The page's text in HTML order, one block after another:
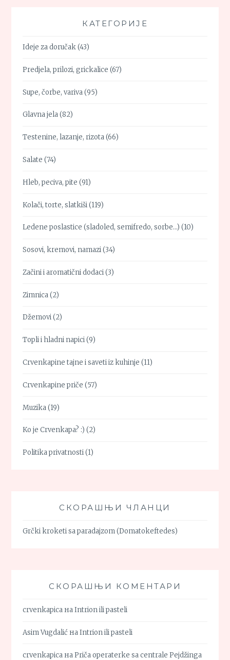
КАТЕГОРИЈЕ
Ideje za doručak(43)
Predjela, prilozi, grickalice (67)
Supe, čorbe, variva(95)
Glavna jela(82)
Testenine, lazanje, rizota(66)
Salate (74)
Hleb, peciva, pite (91)
Kolači, torte, slatkiši(119)
Ledene poslastice (sladoled, semifredo, sorbe…) (10)
Sosovi, kremovi, namazi(34)
Začini i aromatični dodaci(3)
Zimnica(2)
Džemovi(2)
Topli i hladni napici(9)
Crvenkapine tajne i saveti iz kuhinje (11)
Crvenkapine priče (57)
Muzika(19)
Ko je Crvenkapa? :) (2)
Politika privatnosti(1)
СКОРАШЊИ ЧЛАНЦИ
Grčki kroketi sa paradajzom (Domatokeftedes)
СКОРАШЊИ КОМЕНТАРИ
crvenkapica наIntrion ili pasteli
Asim Vugdalić наIntrion ili pasteli
crvenkapica наPriča operaterke sa centrale Pejdžinga